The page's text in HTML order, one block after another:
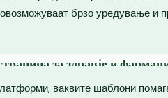
брзо уредување и
за здравје и
ваквите шаблони